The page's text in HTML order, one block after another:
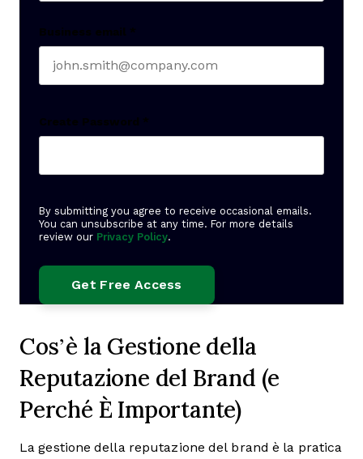
Business email *
Create Password *
By submitting you agree to receive occasional emails.
You can unsubscribe at any time. For more details
review our Privacy Policy.
Cos’è la Gestione della
Reputazione del Brand (e
Perché È Importante)
La gestione della reputazione del brand è la pratica